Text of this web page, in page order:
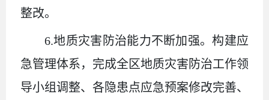
整改。
6.地质灾害防治能力不断加强。构建应
急管理体系，完成全区地质灾害防治工作领
导小组调整、各隐患点应急预案修改完善、